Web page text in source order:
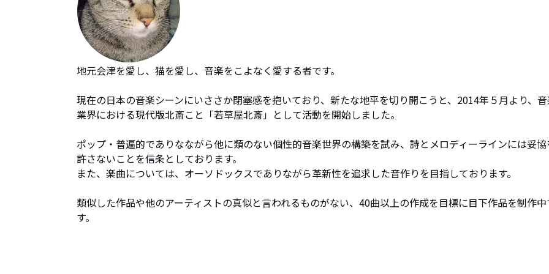
地元会津を愛し、猫を愛し、音楽をこよなく愛する者です。
現在の日本の音楽シーンにいささか閉塞感を抱いており、新たな地平を切り開こうと、2014年５月より、
業界における現代版北斎こと「若草屋北斎」として活動を開始しました。
ポップ・普遍的でありなながら他に類のない個性的音楽世界の構築を試み、詩とメロディーラインには妥協
許さないことを信条としております。
また、楽曲については、オーソドックスでありながら革新性を追求した音作りを目指しております。
類似した作品や他のアーティストの真似と言われるものがない、40曲以上の作成を目標に目下作品を制作中
す。